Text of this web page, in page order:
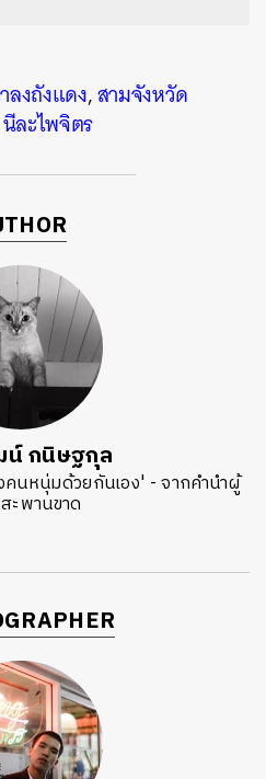
ลงถังแดง,สามจังหวัด
ละไพจิตร
กนิษฐกุล
นหนุ่มด้วยกันเอง' - จากคำนำผู้
ะพานขาด